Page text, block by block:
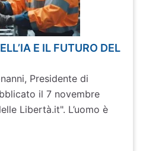
E IL FUTURO DEL
Presidente di
il 7 novembre
Libertà.it". L’uomo è